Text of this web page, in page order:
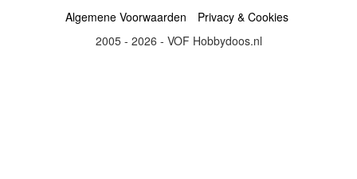
Algemene Voorwaarden
Privacy & Cookies
2005 - 2026 - VOF Hobbydoos.nl